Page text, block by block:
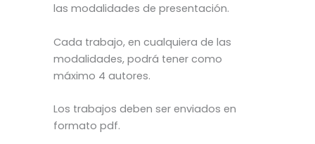
las modalidades de presentación.
Cada trabajo, en cualquiera de las
modalidades, podrá tener como
máximo 4 autores.
Los trabajos deben ser enviados en
formato pdf.